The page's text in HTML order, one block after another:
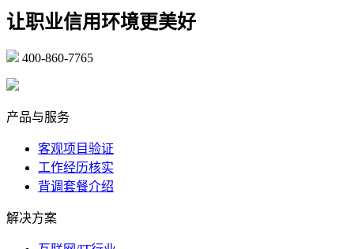
让职业信用环境更美好
400-860-7765
产品与服务
客观项目验证
工作经历核实
背调套餐介绍
解决方案